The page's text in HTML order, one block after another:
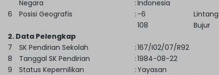
Negara
:Indonesia
6
Posisi Geografis : -6
Lintang
108
Bujur
2. Data Pelengkap
7
SK Pendirian Sekolah :167/I02/07/R92
8
Tanggal SK Pendirian :1984-08-22
9
Status Kepemilikan :Yayasan